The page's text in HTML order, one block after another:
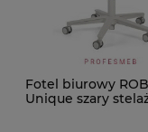
Fotel biurowy
Unique szary